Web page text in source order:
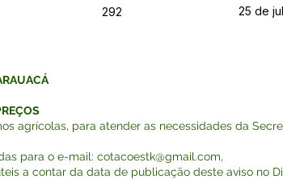
292 25 de
agrícolas, para atender as necessidades da
para o e-mail: cotacoestk@gmail.com,
a contar da data de publicação deste aviso no